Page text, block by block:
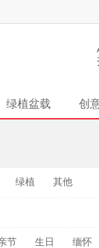
绿植盆载 创
绿植 其他
节 生日 缅怀